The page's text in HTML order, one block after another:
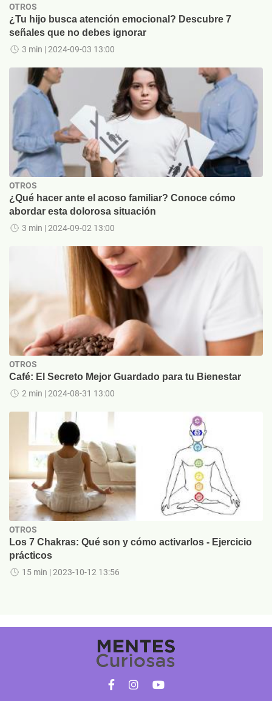
OTROS
¿Tu hijo busca atención emocional? Descubre 7
señales que no debes ignorar
3 min | 2024-09-03 13:00
OTROS
¿Qué hacer ante el acoso familiar? Conoce cómo
abordar esta dolorosa situación
3 min | 2024-09-02 13:00
OTROS
Café: El Secreto Mejor Guardado para tu Bienestar
2 min | 2024-08-31 13:00
OTROS
Los 7 Chakras: Qué son y cómo activarlos - Ejercicio
prácticos
15 min | 2023-10-12 13:56